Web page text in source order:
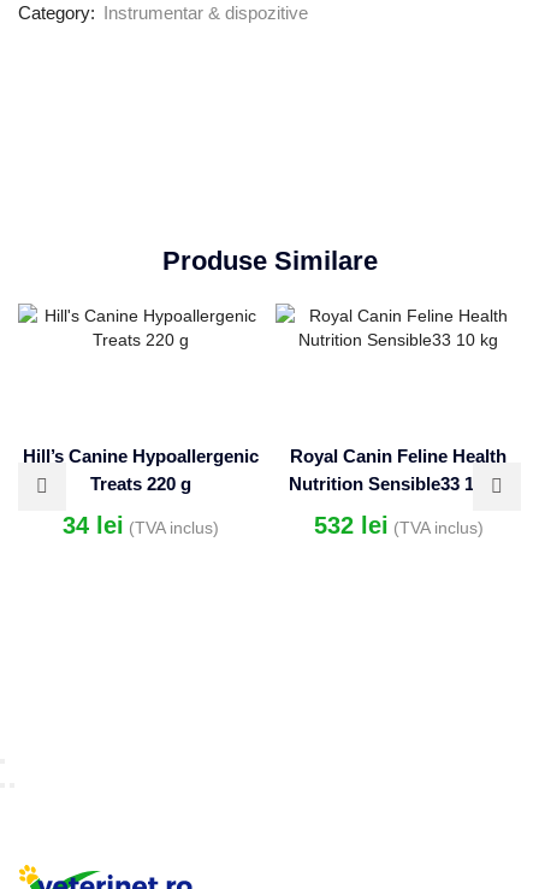
Category:
Instrumentar & dispozitive
Produse Similare
Hill’s Canine Hypoallergenic
Treats 220 g
34 lei (TVA inclus)
Royal Canin Feline Health
Nutrition Sensible33 10 kg
532 lei (TVA inclus)